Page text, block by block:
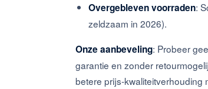
Overgebleven voorraden:
zeldzaam in 2026).
Onze aanbeveling: Probeer
garantie en zonder
betere prijs-kwaliteitverhouding